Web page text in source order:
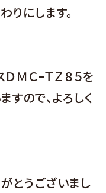
りにします。
ＭＣｰＴＺ８５を
ので、よろしく
とうございまし